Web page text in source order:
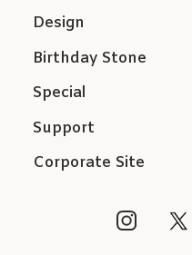
Support
Corporate Site
Design
Birthday Stone
Special